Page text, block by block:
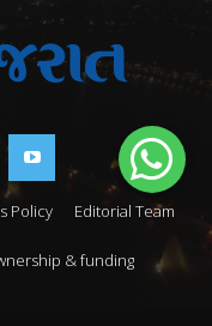
Policy Editorial Team
& funding